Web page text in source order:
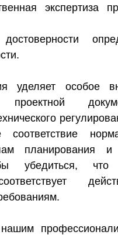
экспертиза
уделяет особое
проектной
планирования и
убедиться, что